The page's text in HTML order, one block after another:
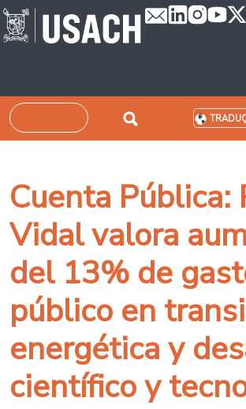
Passar para o conteúdo principal
Pesquisar
Cuenta Pública:
Vidal valora
del 13% de
público en
energética y
científico y